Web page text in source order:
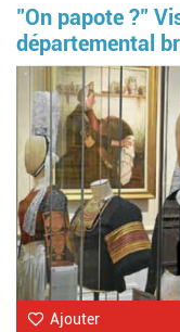
"On papote ?"
départemental
Ajouter